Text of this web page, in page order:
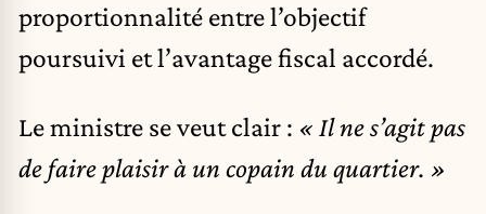
proportionnalité entre l’objectif
poursuivi et l’avantage fiscal accordé.
Le ministre se veut clair : « Il ne s’agit pas
de faire plaisir à un copain du quartier. »